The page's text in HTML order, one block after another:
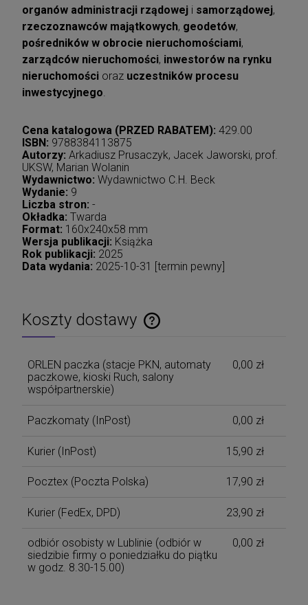
organów administracji rządowej i samorządowej,
rzeczoznawców majątkowych, geodetów,
pośredników w obrocie nieruchomościami,
zarządców nieruchomości, inwestorów na rynku
nieruchomości oraz uczestników procesu
inwestycyjnego.
Cena katalogowa (PRZED RABATEM): 429.00
ISBN: 9788384113875
Autorzy: Arkadiusz Prusaczyk, Jacek Jaworski, prof.
UKSW, Marian Wolanin
Wydawnictwo: Wydawnictwo C.H. Beck
Wydanie: 9
Liczba stron: -
Okładka: Twarda
Format: 160x240x58 mm
Wersja publikacji: Książka
Rok publikacji: 2025
Data wydania: 2025-10-31 [termin pewny]
Koszty dostawy
Cena nie zawiera ewentualnych kosztów płatności
ORLEN paczka (stacje PKN, automaty
paczkowe, kioski Ruch, salony
współpartnerskie)
0,00 zł
Paczkomaty (InPost) 0,00 zł
Kurier (InPost) 15,90 zł
Pocztex (Poczta Polska) 17,90 zł
Kurier (FedEx, DPD) 23,90 zł
odbiór osobisty w Lublinie (odbiór w
siedzibie firmy o poniedziałku do piątku
w godz. 8.30-15.00)
0,00 zł